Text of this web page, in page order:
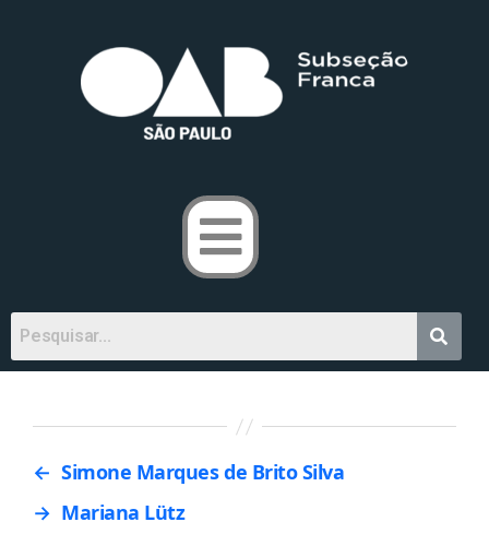
← Simone Marques de Brito Silva
→ Mariana Lütz